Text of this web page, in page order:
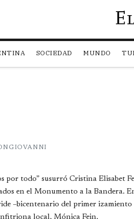
SOCIEDAD MUNDO
por todo” susurró Cristina Elisabet
en el Monumento a la Bandera.
–bicentenario del primer
local, Mónica Fein.